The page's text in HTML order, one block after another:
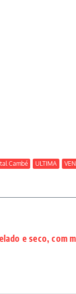
Cambé ULTIMA
e seco, com